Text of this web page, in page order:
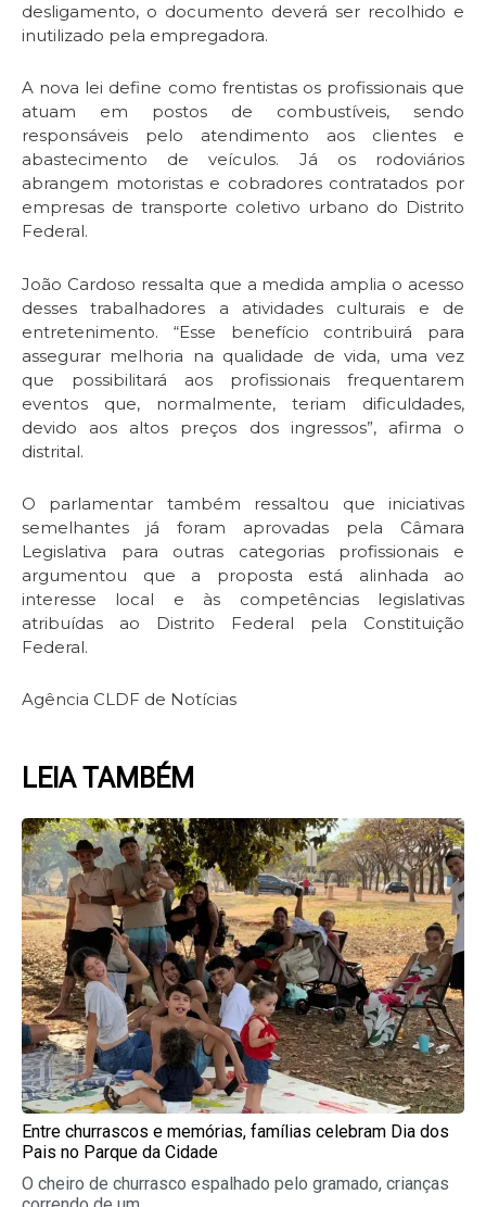
desligamento, o documento deverá ser recolhido e
inutilizado pela empregadora.
A nova lei define como frentistas os profissionais que
atuam em postos de combustíveis, sendo
responsáveis pelo atendimento aos clientes e
abastecimento de veículos. Já os rodoviários
abrangem motoristas e cobradores contratados por
empresas de transporte coletivo urbano do Distrito
Federal.
João Cardoso ressalta que a medida amplia o acesso
desses trabalhadores a atividades culturais e de
entretenimento. “Esse benefício contribuirá para
assegurar melhoria na qualidade de vida, uma vez
que possibilitará aos profissionais frequentarem
eventos que, normalmente, teriam dificuldades,
devido aos altos preços dos ingressos”, afirma o
distrital.
O parlamentar também ressaltou que iniciativas
semelhantes já foram aprovadas pela Câmara
Legislativa para outras categorias profissionais e
argumentou que a proposta está alinhada ao
interesse local e às competências legislativas
atribuídas ao Distrito Federal pela Constituição
Federal.
Agência CLDF de Notícias
LEIA TAMBÉM
Entre churrascos e memórias, famílias celebram Dia dos
Pais no Parque da Cidade
O cheiro de churrasco espalhado pelo gramado, crianças
PagePagePagePagePage